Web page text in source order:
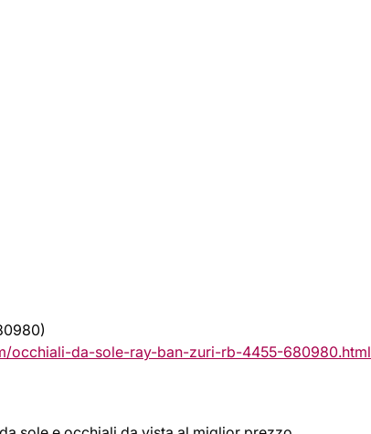
occhiali-da-sole-ray-ban-zuri-rb-4455-680980.html